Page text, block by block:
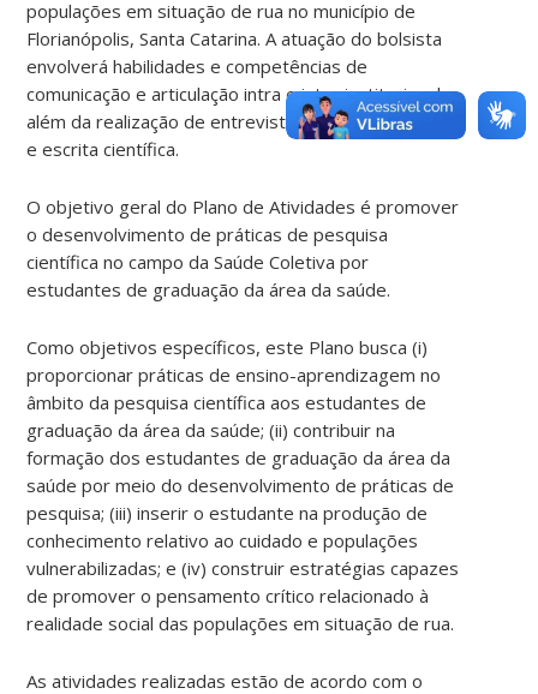
populações em situação de rua no município de
Florianópolis, Santa Catarina. A atuação do bolsista
envolverá habilidades e competências de
comunicação e articulação intra e inter institucional,
além da realização de entrevistas, análise de dados
e escrita científica.
O objetivo geral do Plano de Atividades é promover
o desenvolvimento de práticas de pesquisa
científica no campo da Saúde Coletiva por
estudantes de graduação da área da saúde.
Como objetivos específicos, este Plano busca (i)
proporcionar práticas de ensino-aprendizagem no
âmbito da pesquisa científica aos estudantes de
graduação da área da saúde; (ii) contribuir na
formação dos estudantes de graduação da área da
saúde por meio do desenvolvimento de práticas de
pesquisa; (iii) inserir o estudante na produção de
conhecimento relativo ao cuidado e populações
vulnerabilizadas; e (iv) construir estratégias capazes
de promover o pensamento crítico relacionado à
realidade social das populações em situação de rua.
As atividades realizadas estão de acordo com o